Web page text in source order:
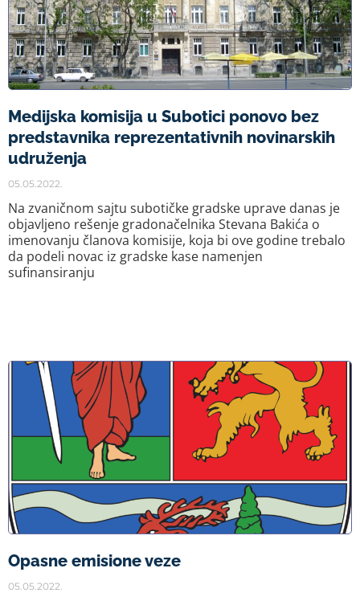
Medijska komisija u Subotici ponovo bez
predstavnika reprezentativnih novinarskih
udruženja
05.05.2022.
Na zvaničnom sajtu subotičke gradske uprave danas je
objavljeno rešenje gradonačelnika Stevana Bakića o
imenovanju članova komisije, koja bi ove godine trebalo
da podeli novac iz gradske kase namenjen
sufinansiranju
Opasne emisione veze
05.05.2022.